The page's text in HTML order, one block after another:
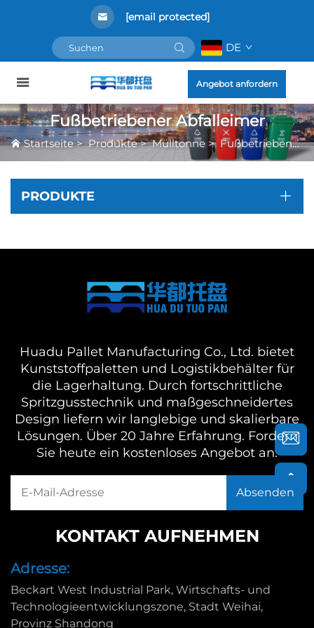
[email protected]
DE
Angebot anfordern
Fußbetriebener Abfalleimer
Startseite>Produkte>Mülltonne > Fußbetriebener Abfalleimer
PRODUKTE
Huadu Pallet Manufacturing Co., Ltd. bietet
Kunststoffpaletten und Logistikbehälter für
die Lagerhaltung. Durch fortschrittliche
Spritzgusstechnik und maßgeschneidertes
Design liefern wir langlebige und skalierbare
Lösungen. Über 20 Jahre Erfahrung. Fordern
Sie heute ein kostenloses Angebot an.
KONTAKT AUFNEHMEN
Adresse:
Beckart West Industrial Park, Wirtschafts- und
Technologieentwicklungszone, Stadt Weihai,
Provinz Shandong